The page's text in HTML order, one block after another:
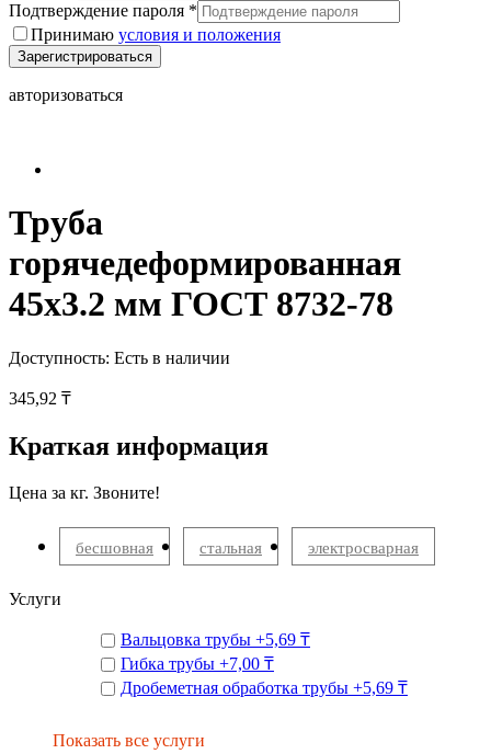
Подтверждение пароля *
Принимаю условия и положения
Зарегистрироваться
авторизоваться
Труба
горячедеформированная
45х3.2 мм ГОСТ 8732-78
Доступность: Есть в наличии
345,92 ₸
Краткая информация
Цена за кг. Звоните!
бесшовная стальная электросварная
Услуги
Вальцовка трубы +5,69 ₸
Гибка трубы +7,00 ₸
Дробеметная обработка трубы +5,69 ₸
Показать все услуги